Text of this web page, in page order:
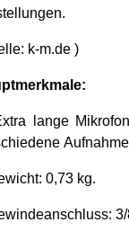
k-m.de )
lange
0,73 kg.
3/